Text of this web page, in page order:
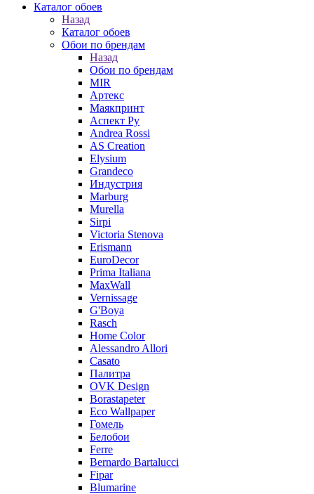
Каталог обоев
Назад
Каталог обоев
Обои по брендам
Назад
Обои по брендам
MIR
Артекс
Маякпринт
Аспект Ру
Andrea Rossi
AS Creation
Elysium
Grandeco
Индустрия
Marburg
Murella
Sirpi
Victoria Stenova
Erismann
EuroDecor
Prima Italiana
MaxWall
Vernissage
G'Boya
Rasch
Home Color
Alessandro Allori
Casato
Палитра
OVK Design
Borastapeter
Eco Wallpaper
Гомель
Белобои
Ferre
Bernardo Bartalucci
Fipar
Blumarine